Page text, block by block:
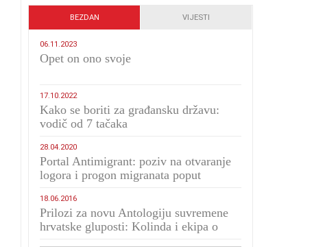
BEZDAN VIJESTI
06.11.2023
​Opet on ono svoje
17.10.2022
Kako se boriti za građansku državu:
vodič od 7 tačaka
28.04.2020
Portal Antimigrant: poziv na otvaranje
logora i progon migranata poput
18.06.2016
Prilozi za novu Antologiju suvremene
hrvatske gluposti: Kolinda i ekipa o